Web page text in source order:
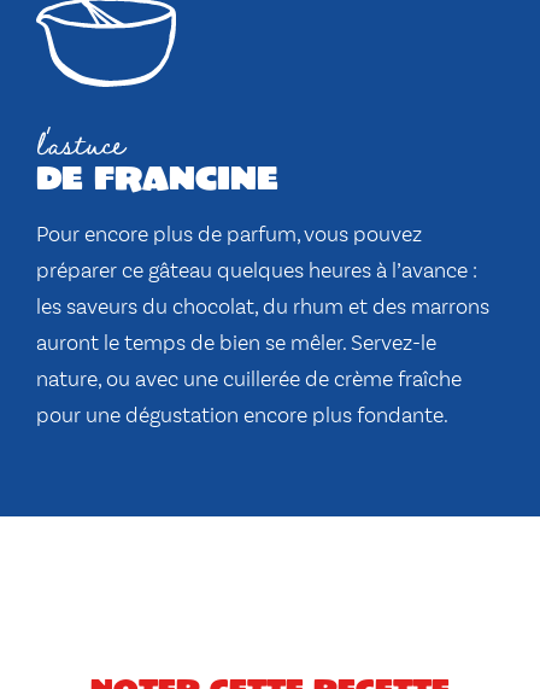
l'astuce
de francine
Pour encore plus de parfum, vous pouvez
préparer ce gâteau quelques heures à l’avance :
les saveurs du chocolat, du rhum et des marrons
auront le temps de bien se mêler. Servez-le
nature, ou avec une cuillerée de crème fraîche
pour une dégustation encore plus fondante.